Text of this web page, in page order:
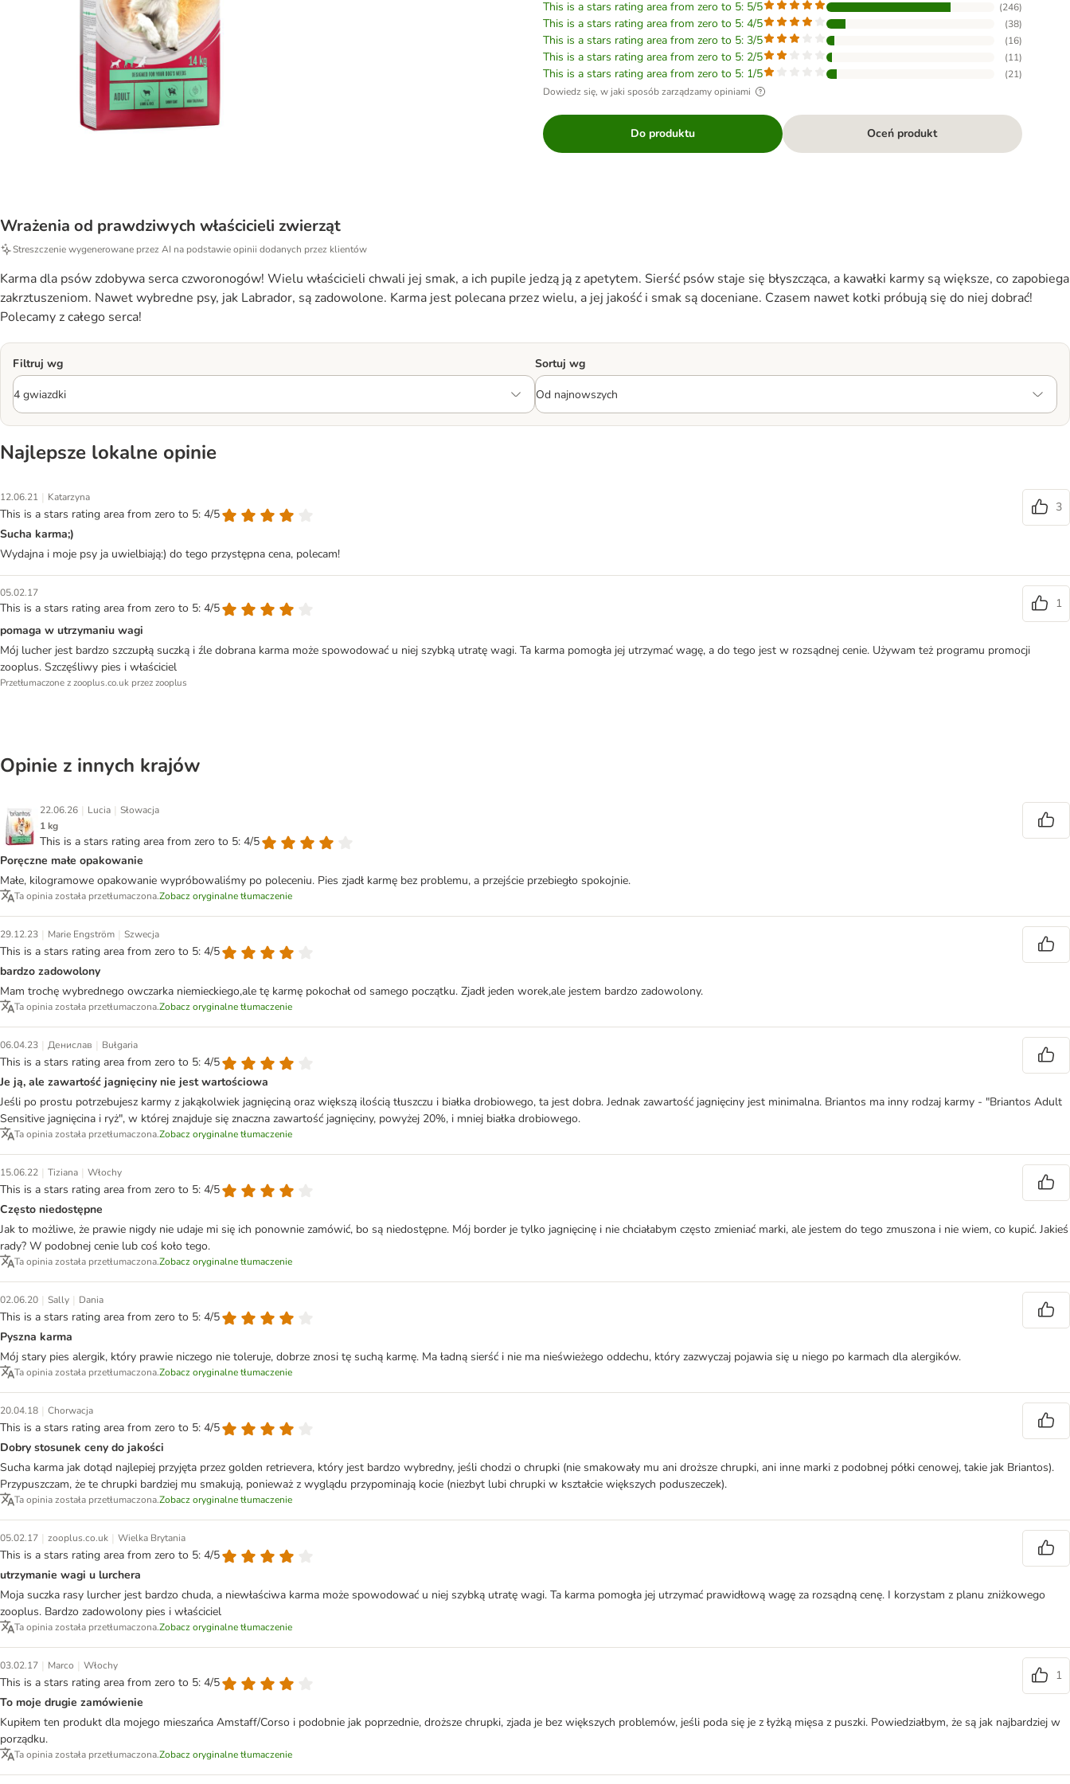
This is a stars rating area from zero to 5: 5/5 (246)
This is a stars rating area from zero to 5: 4/5 (38)
This is a stars rating area from zero to 5: 3/5 (16)
This is a stars rating area from zero to 5: 2/5 (11)
This is a stars rating area from zero to 5: 1/5 (21)
Dowiedz się, w jaki sposób zarządzamy opiniami
Do produktu Oceń produkt
Wrażenia od prawdziwych właścicieli zwierząt
Streszczenie wygenerowane przez AI na podstawie opinii dodanych przez klientów
Karma dla psów zdobywa serca czworonogów! Wielu właścicieli chwali jej smak, a ich pupile jedzą ją z apetytem. Sierść psów staje się błyszcząca, a kawałki karmy są większe, co zapobiega
zakrztuszeniom. Nawet wybredne psy, jak Labrador, są zadowolone. Karma jest polecana przez wielu, a jej jakość i smak są doceniane. Czasem nawet kotki próbują się do niej dobrać!
Polecamy z całego serca!
Filtruj wg Sortuj wg
Najlepsze lokalne opinie
12.06.21 | Katarzyna
This is a stars rating area from zero to 5: 4/5
3
Sucha karma;)
Wydajna i moje psy ja uwielbiają:) do tego przystępna cena, polecam!
05.02.17
This is a stars rating area from zero to 5: 4/5
1
pomaga w utrzymaniu wagi
Mój lucher jest bardzo szczupłą suczką i źle dobrana karma może spowodować u niej szybką utratę wagi. Ta karma pomogła jej utrzymać wagę, a do tego jest w rozsądnej cenie. Używam też programu promocji
zooplus. Szczęśliwy pies i właściciel
Przetłumaczone z zooplus.co.uk przez zooplus
Opinie z innych krajów
22.06.26 | Lucia | Słowacja
1 kg
This is a stars rating area from zero to 5: 4/5
Poręczne małe opakowanie
Małe, kilogramowe opakowanie wypróbowaliśmy po poleceniu. Pies zjadł karmę bez problemu, a przejście przebiegło spokojnie.
Ta opinia została przetłumaczona.Zobacz oryginalne tłumaczenie
29.12.23 | Marie Engström | Szwecja
This is a stars rating area from zero to 5: 4/5
bardzo zadowolony
Mam trochę wybrednego owczarka niemieckiego,ale tę karmę pokochał od samego początku. Zjadł jeden worek,ale jestem bardzo zadowolony.
Ta opinia została przetłumaczona.Zobacz oryginalne tłumaczenie
06.04.23 | Денислав | Bułgaria
This is a stars rating area from zero to 5: 4/5
Je ją, ale zawartość jagnięciny nie jest wartościowa
Jeśli po prostu potrzebujesz karmy z jakąkolwiek jagnięciną oraz większą ilością tłuszczu i białka drobiowego, ta jest dobra. Jednak zawartość jagnięciny jest minimalna. Briantos ma inny rodzaj karmy - "Briantos Adult
Sensitive jagnięcina i ryż", w której znajduje się znaczna zawartość jagnięciny, powyżej 20%, i mniej białka drobiowego.
Ta opinia została przetłumaczona.Zobacz oryginalne tłumaczenie
15.06.22 | Tiziana | Włochy
This is a stars rating area from zero to 5: 4/5
Często niedostępne
Jak to możliwe, że prawie nigdy nie udaje mi się ich ponownie zamówić, bo są niedostępne. Mój border je tylko jagnięcinę i nie chciałabym często zmieniać marki, ale jestem do tego zmuszona i nie wiem, co kupić. Jakieś
rady? W podobnej cenie lub coś koło tego.
Ta opinia została przetłumaczona.Zobacz oryginalne tłumaczenie
02.06.20 | Sally | Dania
This is a stars rating area from zero to 5: 4/5
Pyszna karma
Mój stary pies alergik, który prawie niczego nie toleruje, dobrze znosi tę suchą karmę. Ma ładną sierść i nie ma nieświeżego oddechu, który zazwyczaj pojawia się u niego po karmach dla alergików.
Ta opinia została przetłumaczona.Zobacz oryginalne tłumaczenie
20.04.18 | Chorwacja
This is a stars rating area from zero to 5: 4/5
Dobry stosunek ceny do jakości
Sucha karma jak dotąd najlepiej przyjęta przez golden retrievera, który jest bardzo wybredny, jeśli chodzi o chrupki (nie smakowały mu ani droższe chrupki, ani inne marki z podobnej półki cenowej, takie jak Briantos).
Przypuszczam, że te chrupki bardziej mu smakują, ponieważ z wyglądu przypominają kocie (niezbyt lubi chrupki w kształcie większych poduszeczek).
Ta opinia została przetłumaczona.Zobacz oryginalne tłumaczenie
05.02.17 | zooplus.co.uk | Wielka Brytania
This is a stars rating area from zero to 5: 4/5
utrzymanie wagi u lurchera
Moja suczka rasy lurcher jest bardzo chuda, a niewłaściwa karma może spowodować u niej szybką utratę wagi. Ta karma pomogła jej utrzymać prawidłową wagę za rozsądną cenę. I korzystam z planu zniżkowego
zooplus. Bardzo zadowolony pies i właściciel
Ta opinia została przetłumaczona.Zobacz oryginalne tłumaczenie
03.02.17 | Marco | Włochy
This is a stars rating area from zero to 5: 4/5
1
To moje drugie zamówienie
Kupiłem ten produkt dla mojego mieszańca Amstaff/Corso i podobnie jak poprzednie, droższe chrupki, zjada je bez większych problemów, jeśli poda się je z łyżką mięsa z puszki. Powiedziałbym, że są jak najbardziej w
porządku.
Ta opinia została przetłumaczona.Zobacz oryginalne tłumaczenie